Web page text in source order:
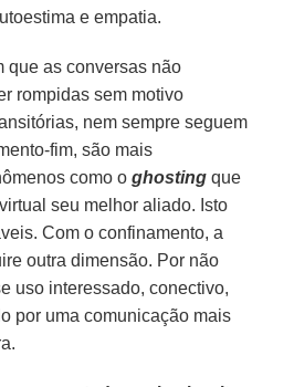
e empatia.
que as conversas não
rompidas sem motivo
nem sempre seguem
fim, são mais
como oghosting que
seu melhor aliado. Isto
Com o confinamento, a
outra dimensão. Por não
uso interessado, conectivo,
por uma comunicação mais